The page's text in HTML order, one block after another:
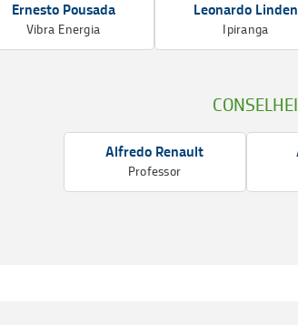
Ernesto Pousada
Vibra Energia
Leonardo Linden
Ipiranga
Alfredo Renault
Professor